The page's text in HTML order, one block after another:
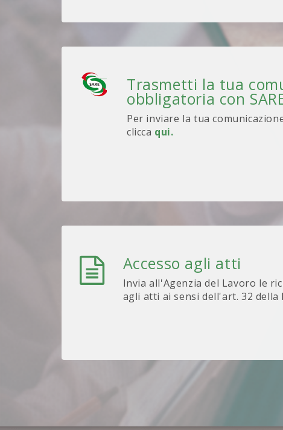
Trasmetti la tua
obbligatoria con
Per inviare la tua
clicca qui.
Accesso agli atti
Invia all'Agenzia del Lavoro le
agli atti ai sensi dell'art. 32 della